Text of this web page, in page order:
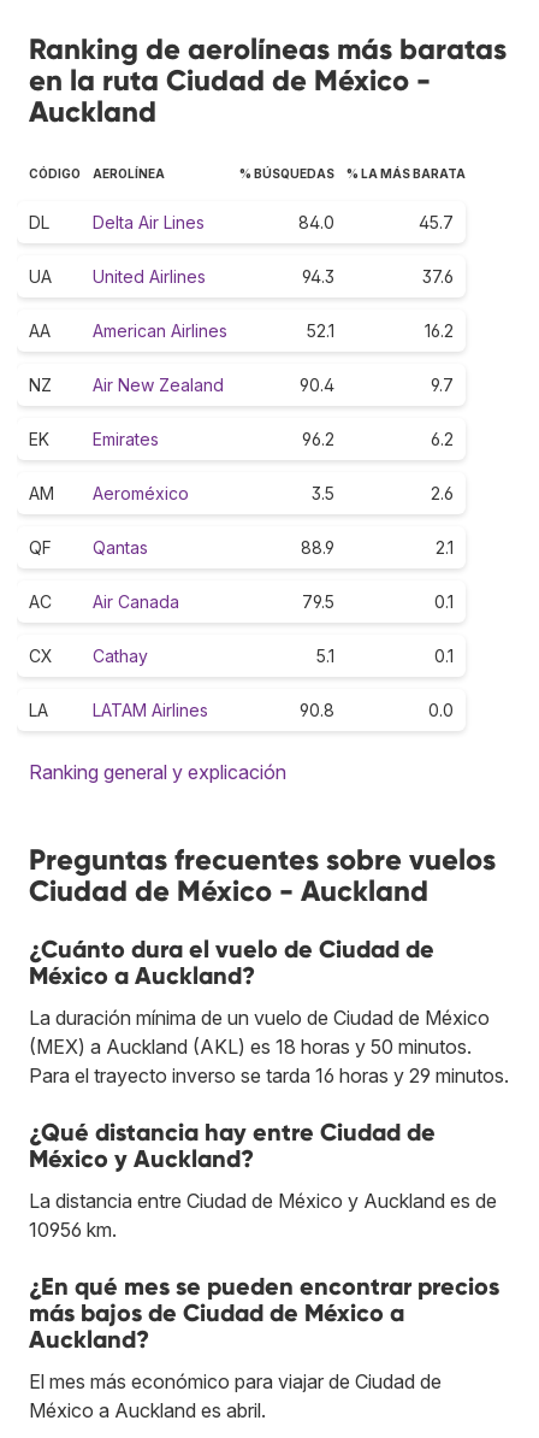
Ranking de aerolíneas más baratas
en la ruta Ciudad de México -
Auckland
CÓDIGO AEROLÍNEA % BÚSQUEDAS % LA MÁS BARATA
DL Delta Air Lines 84.0 45.7
UA United Airlines 94.3 37.6
AA American Airlines 52.1 16.2
NZ Air New Zealand 90.4 9.7
EK Emirates 96.2 6.2
AM Aeroméxico 3.5 2.6
QF Qantas 88.9 2.1
AC Air Canada 79.5 0.1
CX Cathay 5.1 0.1
LA LATAM Airlines 90.8 0.0
Ranking general y explicación
Preguntas frecuentes sobre vuelos
Ciudad de México - Auckland
¿Cuánto dura el vuelo de Ciudad de
México a Auckland?
La duración mínima de un vuelo de Ciudad de México
(MEX) a Auckland (AKL) es 18 horas y 50 minutos.
Para el trayecto inverso se tarda 16 horas y 29 minutos.
¿Qué distancia hay entre Ciudad de
México y Auckland?
La distancia entre Ciudad de México y Auckland es de
10956 km.
¿En qué mes se pueden encontrar precios
más bajos de Ciudad de México a
Auckland?
El mes más económico para viajar de Ciudad de
México a Auckland es abril.